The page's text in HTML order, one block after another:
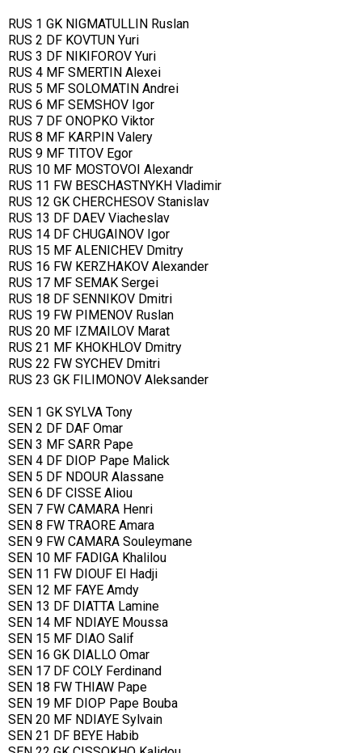
RUS 1 GK NIGMATULLIN Ruslan
RUS 2 DF KOVTUN Yuri
RUS 3 DF NIKIFOROV Yuri
RUS 4 MF SMERTIN Alexei
RUS 5 MF SOLOMATIN Andrei
RUS 6 MF SEMSHOV Igor
RUS 7 DF ONOPKO Viktor
RUS 8 MF KARPIN Valery
RUS 9 MF TITOV Egor
RUS 10 MF MOSTOVOI Alexandr
RUS 11 FW BESCHASTNYKH Vladimir
RUS 12 GK CHERCHESOV Stanislav
RUS 13 DF DAEV Viacheslav
RUS 14 DF CHUGAINOV Igor
RUS 15 MF ALENICHEV Dmitry
RUS 16 FW KERZHAKOV Alexander
RUS 17 MF SEMAK Sergei
RUS 18 DF SENNIKOV Dmitri
RUS 19 FW PIMENOV Ruslan
RUS 20 MF IZMAILOV Marat
RUS 21 MF KHOKHLOV Dmitry
RUS 22 FW SYCHEV Dmitri
RUS 23 GK FILIMONOV Aleksander
SEN 1 GK SYLVA Tony
SEN 2 DF DAF Omar
SEN 3 MF SARR Pape
SEN 4 DF DIOP Pape Malick
SEN 5 DF NDOUR Alassane
SEN 6 DF CISSE Aliou
SEN 7 FW CAMARA Henri
SEN 8 FW TRAORE Amara
SEN 9 FW CAMARA Souleymane
SEN 10 MF FADIGA Khalilou
SEN 11 FW DIOUF El Hadji
SEN 12 MF FAYE Amdy
SEN 13 DF DIATTA Lamine
SEN 14 MF NDIAYE Moussa
SEN 15 MF DIAO Salif
SEN 16 GK DIALLO Omar
SEN 17 DF COLY Ferdinand
SEN 18 FW THIAW Pape
SEN 19 MF DIOP Pape Bouba
SEN 20 MF NDIAYE Sylvain
SEN 21 DF BEYE Habib